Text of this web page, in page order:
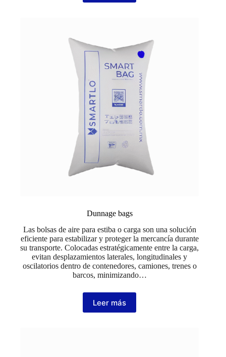
Dunnage bags
Las bolsas de aire para estiba o carga son una solución
eficiente para estabilizar y proteger la mercancía durante
su transporte. Colocadas estratégicamente entre la carga,
evitan desplazamientos laterales, longitudinales y
oscilatorios dentro de contenedores, camiones, trenes o
barcos, minimizando…
Leer más